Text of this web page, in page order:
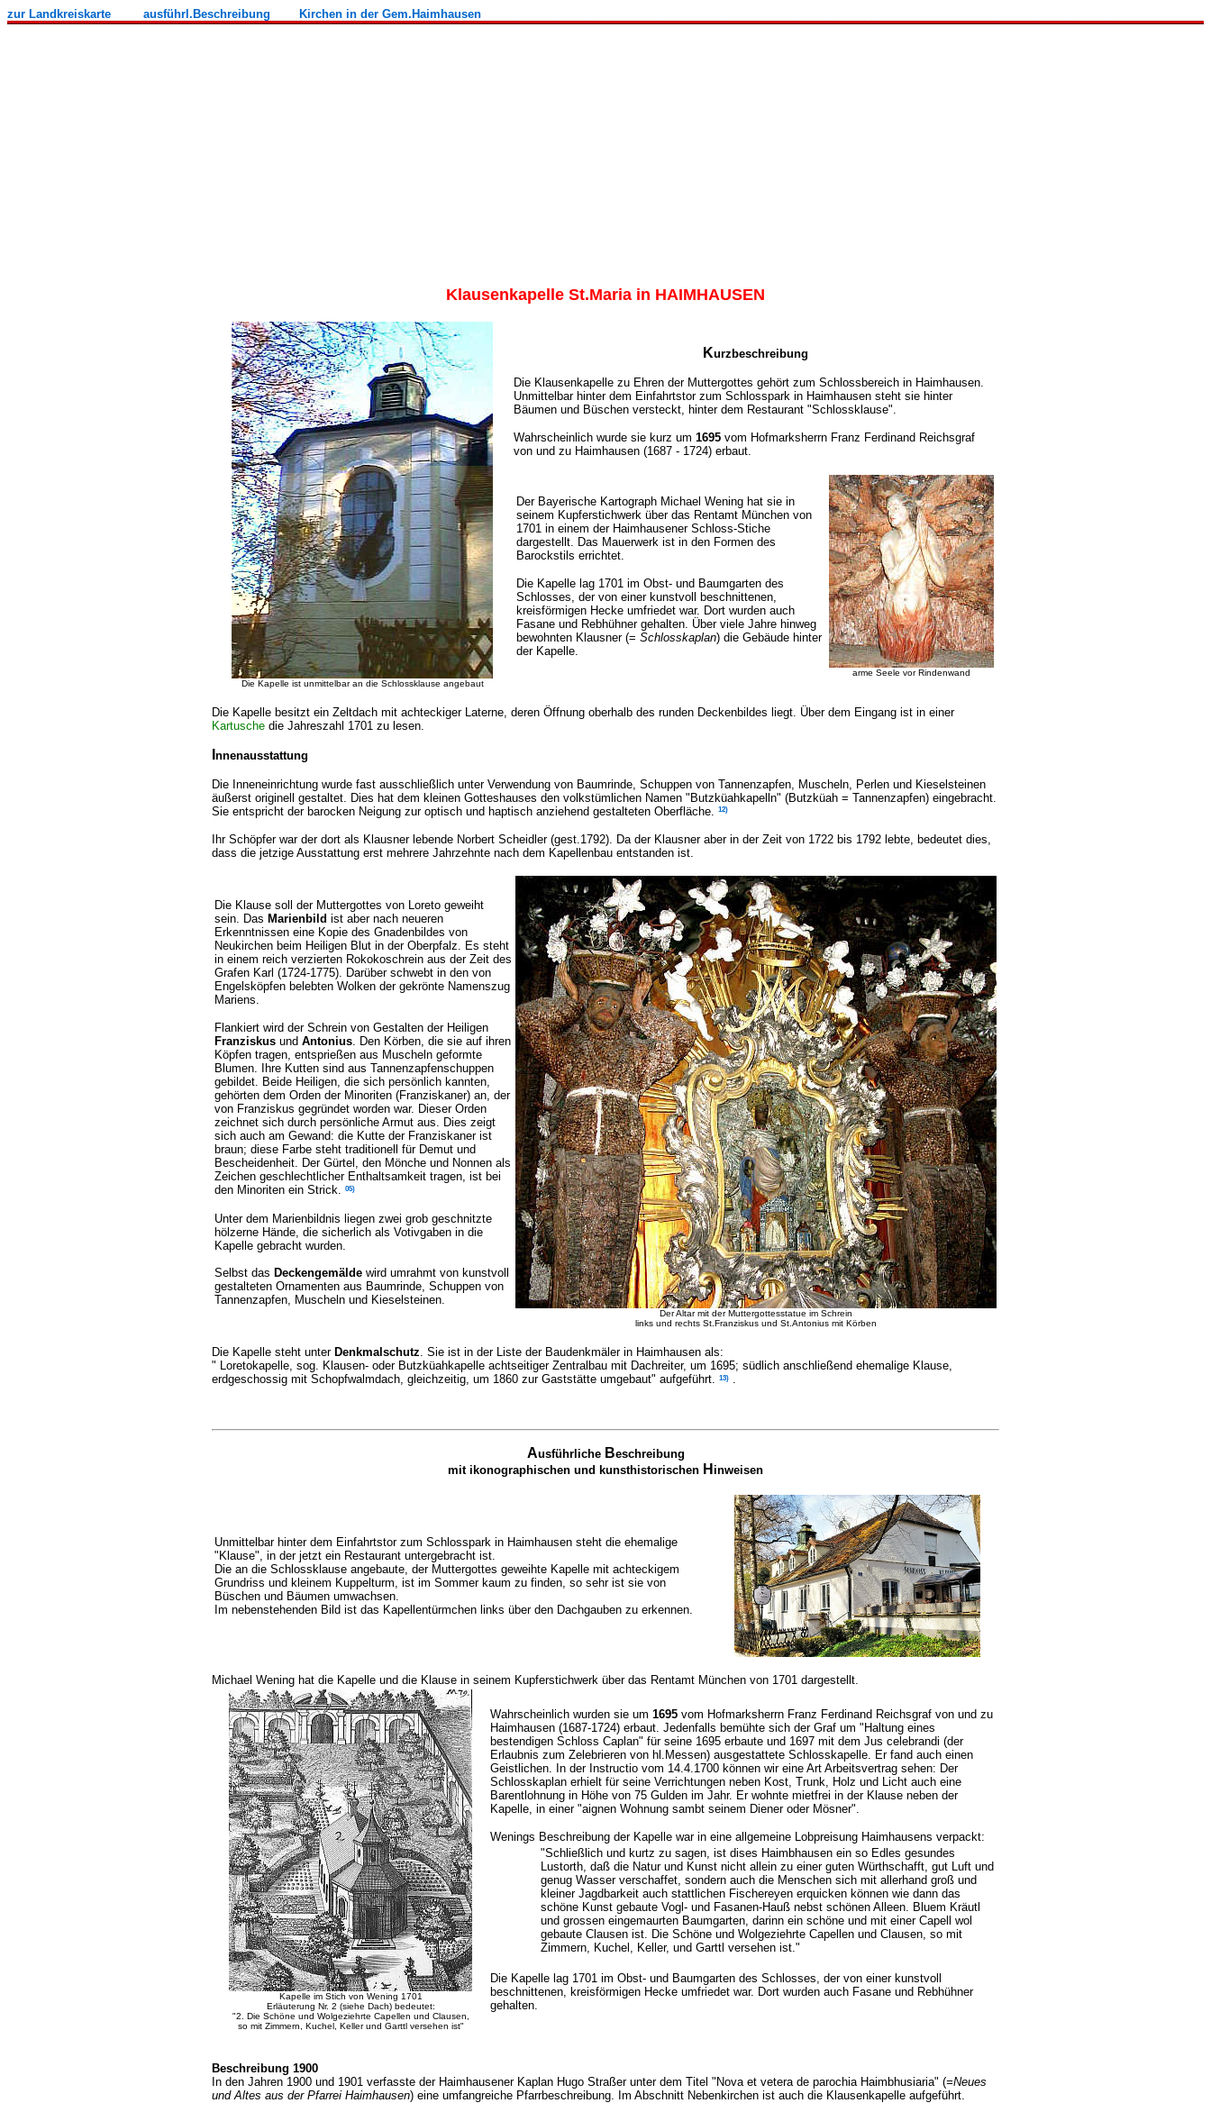
zur Landkreiskarte ausführl.Beschreibung Kirchen in der Gem.Haimhausen
Klausenkapelle St.Maria in HAIMHAUSEN
Die Kapelle ist unmittelbar an die Schlossklause angebaut
Kurzbeschreibung
Die Klausenkapelle zu Ehren der Muttergottes gehört zum Schlossbereich in Haimhausen.
Unmittelbar hinter dem Einfahrtstor zum Schlosspark in Haimhausen steht sie hinter
Bäumen und Büschen versteckt, hinter dem Restaurant "Schlossklause".
Wahrscheinlich wurde sie kurz um 1695 vom Hofmarksherrn Franz Ferdinand Reichsgraf
von und zu Haimhausen (1687 - 1724) erbaut.
Der Bayerische Kartograph Michael Wening hat sie in
seinem Kupferstichwerk über das Rentamt München von
1701 in einem der Haimhausener Schloss-Stiche
dargestellt. Das Mauerwerk ist in den Formen des
Barockstils errichtet.
Die Kapelle lag 1701 im Obst- und Baumgarten des
Schlosses, der von einer kunstvoll beschnittenen,
kreisförmigen Hecke umfriedet war. Dort wurden auch
Fasane und Rebhühner gehalten. Über viele Jahre hinweg
bewohnten Klausner (= Schlosskaplan) die Gebäude hinter
der Kapelle.
arme Seele vor Rindenwand
Die Kapelle besitzt ein Zeltdach mit achteckiger Laterne, deren Öffnung oberhalb des runden Deckenbildes liegt. Über dem Eingang ist in einer
Kartusche die Jahreszahl 1701 zu lesen.
nnenausstattung
Die Inneneinrichtung wurde fast ausschließlich unter Verwendung von Baumrinde, Schuppen von Tannenzapfen, Muscheln, Perlen und Kieselsteinen
äußerst originell gestaltet. Dies hat dem kleinen Gotteshauses den volkstümlichen Namen "Butzküahkapelln" (Butzküah = Tannenzapfen) eingebracht.
Sie entspricht der barocken Neigung zur optisch und haptisch anziehend gestalteten Oberfläche. 12)
Ihr Schöpfer war der dort als Klausner lebende Norbert Scheidler (gest.1792). Da der Klausner aber in der Zeit von 1722 bis 1792 lebte, bedeutet dies,
dass die jetzige Ausstattung erst mehrere Jahrzehnte nach dem Kapellenbau entstanden ist.
Die Klause soll der Muttergottes von Loreto geweiht
sein. Das Marienbild ist aber nach neueren
Erkenntnissen eine Kopie des Gnadenbildes von
Neukirchen beim Heiligen Blut in der Oberpfalz. Es steht
in einem reich verzierten Rokokoschrein aus der Zeit des
Grafen Karl (1724-1775). Darüber schwebt in den von
Engelsköpfen belebten Wolken der gekrönte Namenszug
Mariens.
Flankiert wird der Schrein von Gestalten der Heiligen
Franziskus und Antonius. Den Körben, die sie auf ihren
Köpfen tragen, entsprießen aus Muscheln geformte
Blumen. Ihre Kutten sind aus Tannenzapfenschuppen
gebildet. Beide Heiligen, die sich persönlich kannten,
gehörten dem Orden der Minoriten (Franziskaner) an, der
von Franziskus gegründet worden war. Dieser Orden
zeichnet sich durch persönliche Armut aus. Dies zeigt
sich auch am Gewand: die Kutte der Franziskaner ist
braun; diese Farbe steht traditionell für Demut und
Bescheidenheit. Der Gürtel, den Mönche und Nonnen als
Zeichen geschlechtlicher Enthaltsamkeit tragen, ist bei
den Minoriten ein Strick. 05)
Unter dem Marienbildnis liegen zwei grob geschnitzte
hölzerne Hände, die sicherlich als Votivgaben in die
Kapelle gebracht wurden.
Selbst das Deckengemälde wird umrahmt von kunstvoll
gestalteten Ornamenten aus Baumrinde, Schuppen von
Tannenzapfen, Muscheln und Kieselsteinen.
Der Altar mit der Muttergottesstatue im Schrein
links und rechts St.Franziskus und St.Antonius mit Körben
Die Kapelle steht unter Denkmalschutz. Sie ist in der Liste der Baudenkmäler in Haimhausen als:
" Loretokapelle, sog. Klausen- oder Butzküahkapelle achtseitiger Zentralbau mit Dachreiter, um 1695; südlich anschließend ehemalige Klause,
erdgeschossig mit Schopfwalmdach, gleichzeitig, um 1860 zur Gaststätte umgebaut" aufgeführt. 13) .
Ausführliche Beschreibung
mit ikonographischen und kunsthistorischen H inweisen
Unmittelbar hinter dem Einfahrtstor zum Schlosspark in Haimhausen steht die ehemalige
"Klause", in der jetzt ein Restaurant untergebracht ist.
Die an die Schlossklause angebaute, der Muttergottes geweihte Kapelle mit achteckigem
Grundriss und kleinem Kuppelturm, ist im Sommer kaum zu finden, so sehr ist sie von
Büschen und Bäumen umwachsen.
Im nebenstehenden Bild ist das Kapellentürmchen links über den Dachgauben zu erkennen.
Michael Wening hat die Kapelle und die Klause in seinem Kupferstichwerk über das Rentamt München von 1701 dargestellt.
Kapelle im Stich von Wening 1701
Erläuterung Nr. 2 (siehe Dach) bedeutet:
"2. Die Schöne und Wolgeziehrte Capellen und Clausen,
so mit Zimmern, Kuchel, Keller und Garttl versehen ist"
Wahrscheinlich wurden sie um 1695 vom Hofmarksherrn Franz Ferdinand Reichsgraf von und zu
Haimhausen (1687-1724) erbaut. Jedenfalls bemühte sich der Graf um "Haltung eines
bestendigen Schloss Caplan" für seine 1695 erbaute und 1697 mit dem Jus celebrandi (der
Erlaubnis zum Zelebrieren von hl.Messen) ausgestattete Schlosskapelle. Er fand auch einen
Geistlichen. In der Instructio vom 14.4.1700 können wir eine Art Arbeitsvertrag sehen: Der
Schlosskaplan erhielt für seine Verrichtungen neben Kost, Trunk, Holz und Licht auch eine
Barentlohnung in Höhe von 75 Gulden im Jahr. Er wohnte mietfrei in der Klause neben der
Kapelle, in einer "aignen Wohnung sambt seinem Diener oder Mösner".
Wenings Beschreibung der Kapelle war in eine allgemeine Lobpreisung Haimhausens verpackt:
"Schließlich und kurtz zu sagen, ist dises Haimbhausen ein so Edles gesundes
Lustorth, daß die Natur und Kunst nicht allein zu einer guten Würthschafft, gut Luft und
genug Wasser verschaffet, sondern auch die Menschen sich mit allerhand groß und
kleiner Jagdbarkeit auch stattlichen Fischereyen erquicken können wie dann das
schöne Kunst gebaute Vogl- und Fasanen-Hauß nebst schönen Alleen. Bluem Kräutl
und grossen eingemaurten Baumgarten, darinn ein schöne und mit einer Capell wol
gebaute Clausen ist. Die Schöne und Wolgeziehrte Capellen und Clausen, so mit
Zimmern, Kuchel, Keller, und Garttl versehen ist."
Die Kapelle lag 1701 im Obst- und Baumgarten des Schlosses, der von einer kunstvoll
beschnittenen, kreisförmigen Hecke umfriedet war. Dort wurden auch Fasane und Rebhühner
gehalten.
Beschreibung 1900
In den Jahren 1900 und 1901 verfasste der Haimhausener Kaplan Hugo Straßer unter dem Titel "Nova et vetera de parochia Haimbhusiaria" (=Neues
und Altes aus der Pfarrei Haimhausen) eine umfangreiche Pfarrbeschreibung. Im Abschnitt Nebenkirchen ist auch die Klausenkapelle aufgeführt.